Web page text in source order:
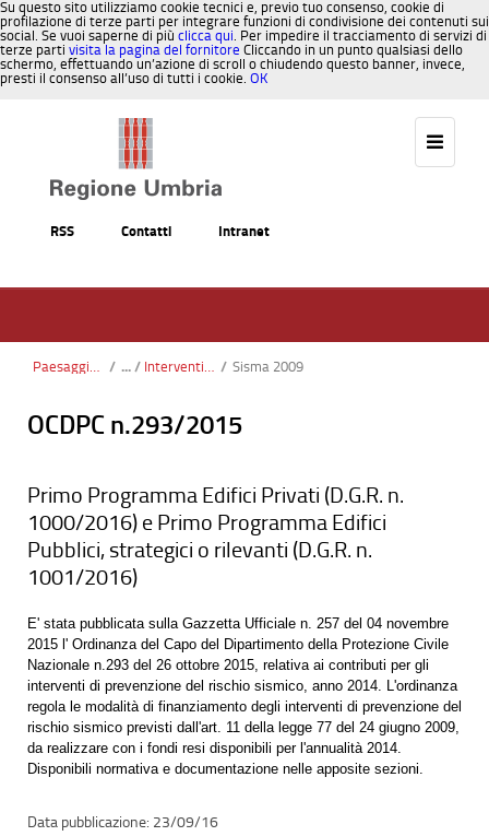
Su questo sito utilizziamo cookie tecnici e, previo tuo consenso, cookie di
profilazione di terze parti per integrare funzioni di condivisione dei contenuti sui
social. Se vuoi saperne di più clicca qui. Per impedire il tracciamento di servizi di
terze parti visita la pagina del fornitore Cliccando in un punto qualsiasi dello
schermo, effettuando un’azione di scroll o chiudendo questo banner, invece,
presti il consenso all’uso di tutti i cookie. OK
RSS Contatti Intranet
Paesaggio, Territorio, Urbanistica / Interventi di ripristino e ricostruzione / Sisma 2009
OCDPC n.293/2015
Primo Programma Edifici Privati (D.G.R. n.
1000/2016) e Primo Programma Edifici
Pubblici, strategici o rilevanti (D.G.R. n.
1001/2016)
E' stata pubblicata sulla Gazzetta Ufficiale n. 257 del 04 novembre
2015 l' Ordinanza del Capo del Dipartimento della Protezione Civile
Nazionale n.293 del 26 ottobre 2015, relativa ai contributi per gli
interventi di prevenzione del rischio sismico, anno 2014. L'ordinanza
regola le modalità di finanziamento degli interventi di prevenzione del
rischio sismico previsti dall'art. 11 della legge 77 del 24 giugno 2009,
da realizzare con i fondi resi disponibili per l'annualità 2014.
Disponibili normativa e documentazione nelle apposite sezioni.
23/09/16